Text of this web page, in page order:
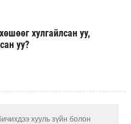
хулгайлсан уу,
уу?
хууль зүйн болон